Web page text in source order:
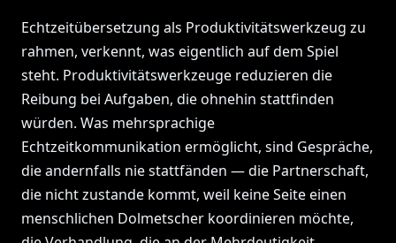
Echtzeitübersetzung als Produktivitätswerkzeug zu
rahmen, verkennt, was eigentlich auf dem Spiel
steht. Produktivitätswerkzeuge reduzieren die
Reibung bei Aufgaben, die ohnehin stattfinden
würden. Was mehrsprachige
Echtzeitkommunikation ermöglicht, sind Gespräche,
die andernfalls nie stattfänden — die Partnerschaft,
die nicht zustande kommt, weil keine Seite einen
menschlichen Dolmetscher koordinieren möchte,